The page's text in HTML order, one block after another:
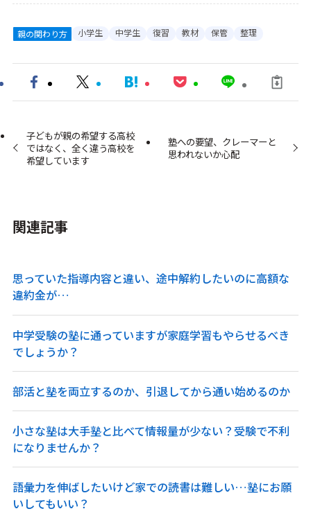
親の関わり方 小学生 中学生 復習 教材 保管 整理
子どもが親の希望する高校
ではなく、全く違う高校を
希望しています
塾への要望、クレーマーと
思われないか心配
関連記事
思っていた指導内容と違い、途中解約したいのに高額な
違約金が…
中学受験の塾に通っていますが家庭学習もやらせるべき
でしょうか？
部活と塾を両立するのか、引退してから通い始めるのか
小さな塾は大手塾と比べて情報量が少ない？受験で不利
になりませんか？
語彙力を伸ばしたいけど家での読書は難しい…塾にお願
いしてもいい？